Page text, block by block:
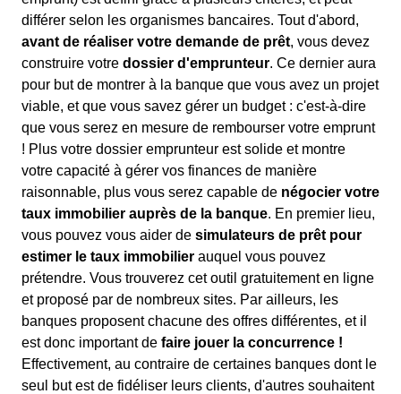
différer selon les organismes bancaires. Tout d'abord,
avant de réaliser votre demande de prêt, vous devez
construire votre dossier d'emprunteur. Ce dernier aura
pour but de montrer à la banque que vous avez un projet
viable, et que vous savez gérer un budget : c'est-à-dire
que vous serez en mesure de rembourser votre emprunt
! Plus votre dossier emprunteur est solide et montre
votre capacité à gérer vos finances de manière
raisonnable, plus vous serez capable de négocier votre
taux immobilier auprès de la banque. En premier lieu,
vous pouvez vous aider de simulateurs de prêt pour
estimer le taux immobilier auquel vous pouvez
prétendre. Vous trouverez cet outil gratuitement en ligne
et proposé par de nombreux sites. Par ailleurs, les
banques proposent chacune des offres différentes, et il
est donc important de faire jouer la concurrence !
Effectivement, au contraire de certaines banques dont le
seul but est de fidéliser leurs clients, d'autres souhaitent